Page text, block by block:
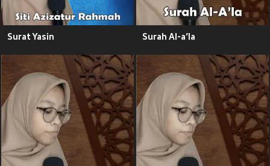
Surat Yasin Surah Al-a’la